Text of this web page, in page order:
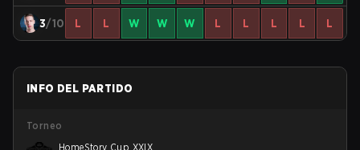
3/10 L L W W W L L L L L
INFO DEL PARTIDO
Torneo
HomeStory Cup XXIX